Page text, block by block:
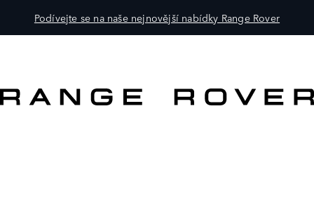
Podívejte se na naše nejnovější nabídky Range Rover